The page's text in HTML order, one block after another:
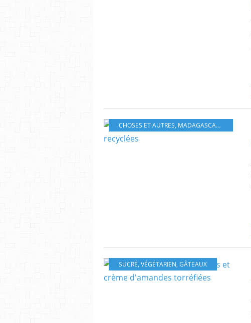
CHOSES ET AUTRES, MADAGASCAR - LA RÉUNION
SUCRÉ, VÉGÉTARIEN, GÂTEAUX